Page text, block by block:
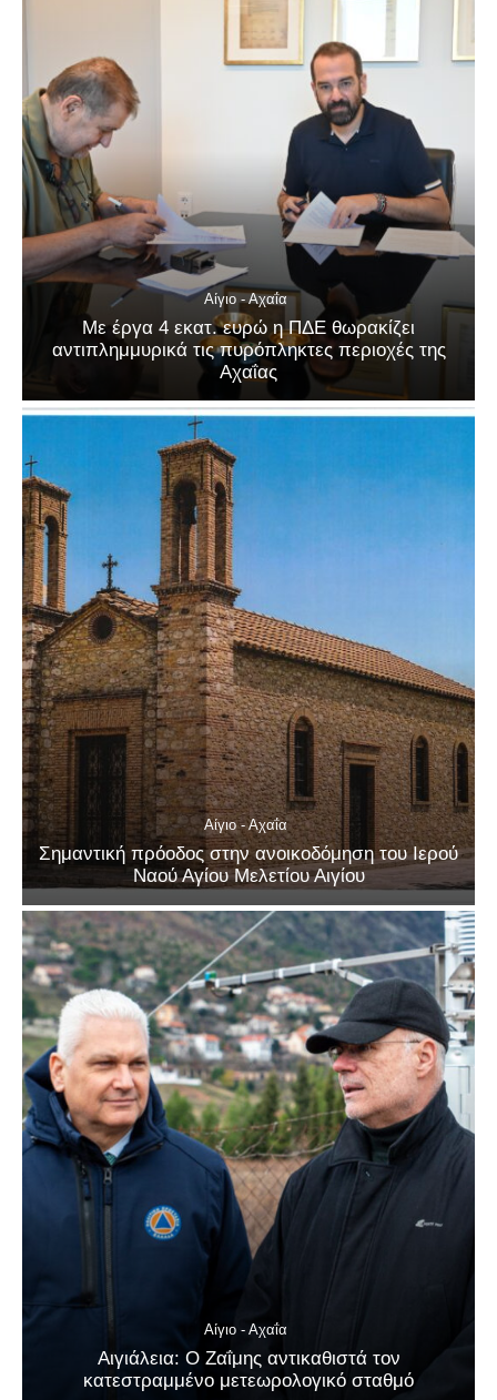
Αίγιο - Αχαΐα
Με έργα 4 εκατ. ευρώ η ΠΔΕ θωρακίζει
αντιπλημμυρικά τις πυρόπληκτες περιοχές της
Αχαΐας
Αίγιο - Αχαΐα
Σημαντική πρόοδος στην ανοικοδόμηση του Ιερού
Ναού Αγίου Μελετίου Αιγίου
Αίγιο - Αχαΐα
Αιγιάλεια: O Ζαΐμης αντικαθιστά τον
κατεστραμμένο μετεωρολογικό σταθμό